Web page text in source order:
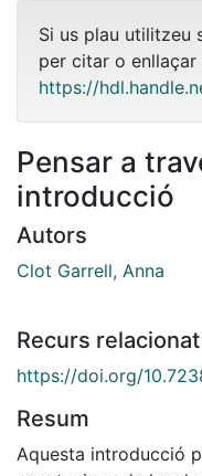
Si us plau utilitzeu
per citar o
https://
Pensar a
introducció
Autors
Clot Garrell, Anna
Recurs relacionat
https://doi.org/
Resum
Aquesta introducció